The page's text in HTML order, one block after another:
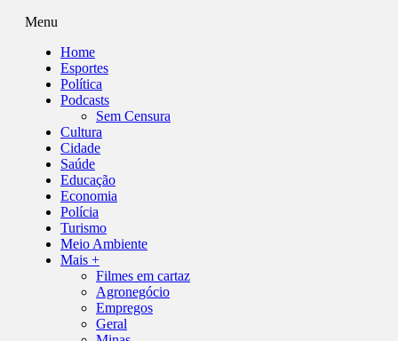
Menu
Home
Esportes
Política
Podcasts
Sem Censura
Cultura
Cidade
Saúde
Educação
Economia
Polícia
Turismo
Meio Ambiente
Mais +
Filmes em cartaz
Agronegócio
Empregos
Geral